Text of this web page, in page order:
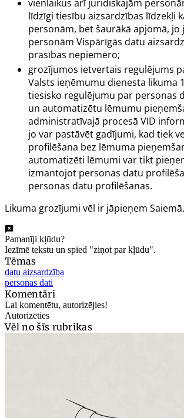
vienlaikus arī juridiskajām
līdzīgi tiesību aizsardzības līdzekļi
personām, bet šaurākā apjomā, jo
personām Vispārīgās datu
prasības nepiemēro;
grozījumos ietvertais regulējums
Valsts ieņēmumu dienesta likuma
tiesisko regulējumu par personas
un automatizētu lēmumu
administratīvajā procesā VID
jo var pastāvēt gadījumi, kad tiek
profilēšana bez lēmuma
automatizēti lēmumi var tikt
izmantojot personas datu
personas datu profilēšanas.
Likuma grozījumi vēl ir jāpieņem Saiemā.
Pamanīji kļūdu?
Iezīmē tekstu un spied "ziņot par kļūdu".
Tēmas
datu aizsardzība
personas dati
Komentāri
Lai komentētu, autorizējies!
Autorizēties
Vēl no šīs rubrikas